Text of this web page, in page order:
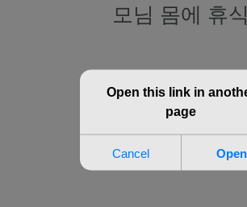
모님 몸에 휴식